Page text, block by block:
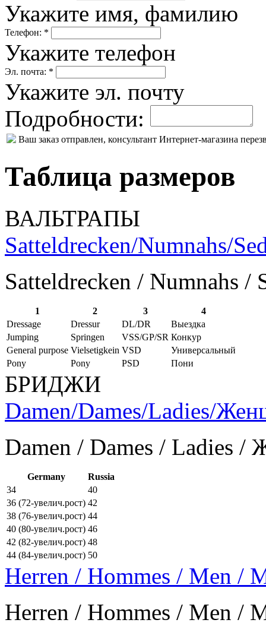
Укажите имя, фамилию
Телефон: *
Укажите телефон
Эл. почта: *
Укажите эл. почту
Подробности:
Ваш заказ отправлен, консультант Интернет-магазина
Таблица размеров
ВАЛЬТРАПЫ
Satteldrecken/Numnahs/
Satteldrecken / Numnahs /
1 2 3
4
Dressage
Dressur DL/DR
Выездка
Jumping
Springen VSS/GP/SR Конкур
General purpose Vielsetigkein VSD
Универсальный
Pony
Pony PSD Пони
БРИДЖИ
Damen/Dames/Ladies/
Damen / Dames / Ladies
Germany
Russia
34
40
36 (72-увелич.рост) 42
38 (76-увелич.рост) 44
40 (80-увелич.рост) 46
42 (82-увелич.рост) 48
44 (84-увелич.рост) 50
Herren / Hommes / Men /
Herren / Hommes / Men /